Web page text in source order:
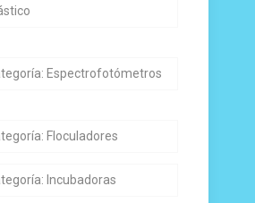
Espectrofotómetros
Floculadores
Incubadoras